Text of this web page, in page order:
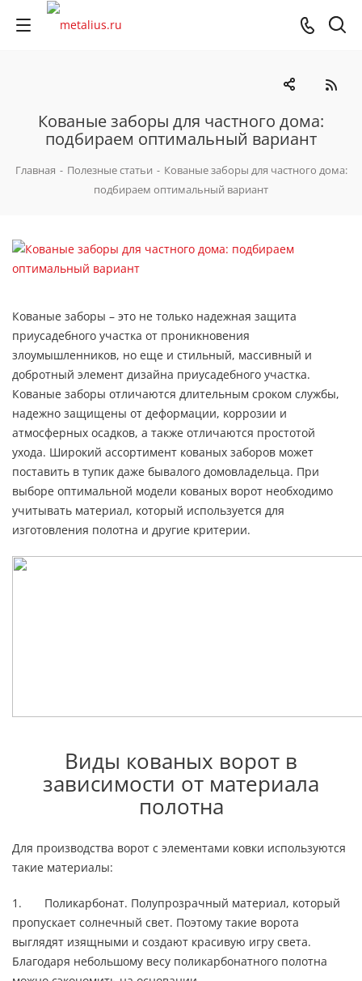
Кованые заборы для частного дома:
подбираем оптимальный вариант
Главная - Полезные статьи - Кованые заборы для частного дома:
подбираем оптимальный вариант
Кованые заборы – это не только надежная защита
приусадебного участка от проникновения
злоумышленников, но еще и стильный, массивный и
добротный элемент дизайна приусадебного участка.
Кованые заборы отличаются длительным сроком службы,
надежно защищены от деформации, коррозии и
атмосферных осадков, а также отличаются простотой
ухода. Широкий ассортимент кованых заборов может
поставить в тупик даже бывалого домовладельца. При
выборе оптимальной модели кованых ворот необходимо
учитывать материал, который используется для
изготовления полотна и другие критерии.
Виды кованых ворот в
зависимости от материала
полотна
Для производства ворот с элементами ковки используются
такие материалы:
1. Поликарбонат. Полупрозрачный материал, который
пропускает солнечный свет. Поэтому такие ворота
выглядят изящными и создают красивую игру света.
Благодаря небольшому весу поликарбонатного полотна